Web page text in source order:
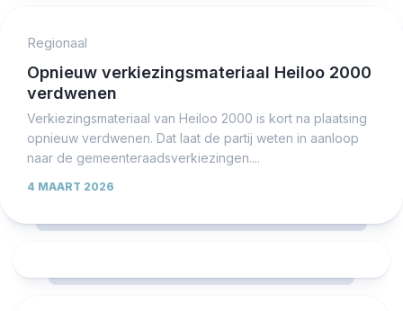
Regionaal
Opnieuw verkiezingsmateriaal Heiloo 2000
verdwenen
Verkiezingsmateriaal van Heiloo 2000 is kort na plaatsing
opnieuw verdwenen. Dat laat de partij weten in aanloop
naar de gemeenteraadsverkiezingen....
4 MAART 2026